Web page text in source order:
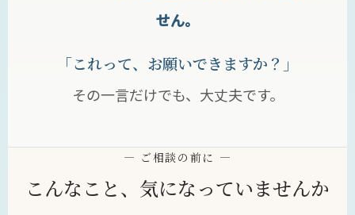
せん。
「これって、お願いできますか？」
その一言だけでも、大丈夫です。
— ご相談の前に —
こんなこと、気になっていませんか